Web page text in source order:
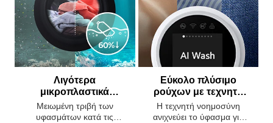
Λιγότερα
μικροπλαστικά
απόβλητα
Μειωμένη τριβή των
υφασμάτων κατά τις
Εύκολο πλύσιμο
ρούχων με τεχνητή
νοημοσύνη
Η τεχνητή νοημοσύνη
ανιχνεύει το ύφασμα για